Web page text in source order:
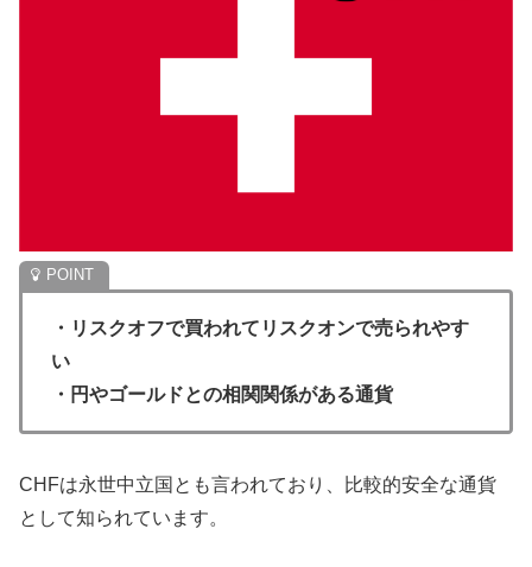
・リスクオフで買われてリスクオンで売られやす
い
・円やゴールドとの相関関係がある通貨
CHFは永世中立国とも言われており、比較的安全な通貨
として知られています。